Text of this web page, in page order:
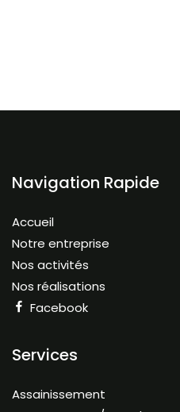
Navigation Rapide
Accueil
Notre entreprise
Nos activités
Nos réalisations
Facebook
Services
Assainissement